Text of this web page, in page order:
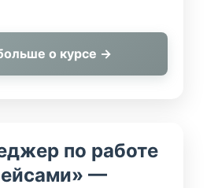
о курсе →
по работе
—